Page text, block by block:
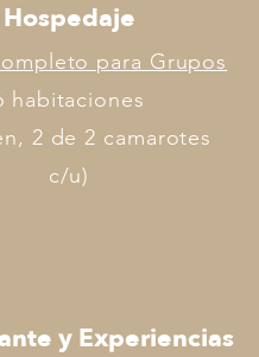
Hospedaje
para Grupos
habitaciones
2 de 2 camarotes
c/u)
y Experiencias